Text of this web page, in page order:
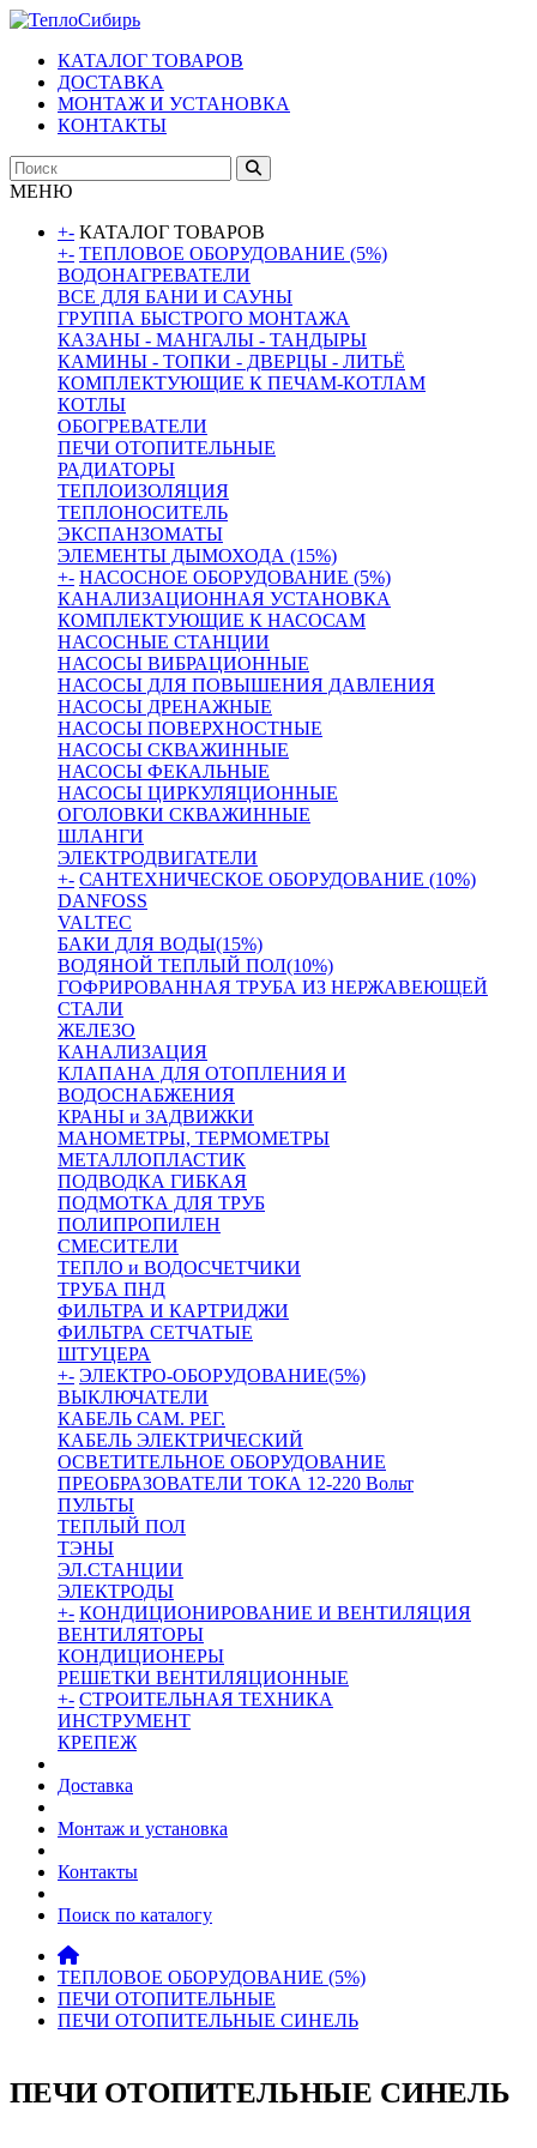
КАТАЛОГ ТОВАРОВ
ДОСТАВКА
МОНТАЖ И УСТАНОВКА
КОНТАКТЫ
МЕНЮ
+- КАТАЛОГ ТОВАРОВ
+- ТЕПЛОВОЕ ОБОРУДОВАНИЕ (5%)
ВОДОНАГРЕВАТЕЛИ
ВСЕ ДЛЯ БАНИ И САУНЫ
ГРУППА БЫСТРОГО МОНТАЖА
КАЗАНЫ - МАНГАЛЫ - ТАНДЫРЫ
КАМИНЫ - ТОПКИ - ДВЕРЦЫ - ЛИТЬЁ
КОМПЛЕКТУЮЩИЕ К ПЕЧАМ-КОТЛАМ
КОТЛЫ
ОБОГРЕВАТЕЛИ
ПЕЧИ ОТОПИТЕЛЬНЫЕ
РАДИАТОРЫ
ТЕПЛОИЗОЛЯЦИЯ
ТЕПЛОНОСИТЕЛЬ
ЭКСПАНЗОМАТЫ
ЭЛЕМЕНТЫ ДЫМОХОДА (15%)
+- НАСОСНОЕ ОБОРУДОВАНИЕ (5%)
КАНАЛИЗАЦИОННАЯ УСТАНОВКА
КОМПЛЕКТУЮЩИЕ К НАСОСАМ
НАСОСНЫЕ СТАНЦИИ
НАСОСЫ ВИБРАЦИОННЫЕ
НАСОСЫ ДЛЯ ПОВЫШЕНИЯ ДАВЛЕНИЯ
НАСОСЫ ДРЕНАЖНЫЕ
НАСОСЫ ПОВЕРХНОСТНЫЕ
НАСОСЫ СКВАЖИННЫЕ
НАСОСЫ ФЕКАЛЬНЫЕ
НАСОСЫ ЦИРКУЛЯЦИОННЫЕ
ОГОЛОВКИ СКВАЖИННЫЕ
ШЛАНГИ
ЭЛЕКТРОДВИГАТЕЛИ
+- САНТЕХНИЧЕСКОЕ ОБОРУДОВАНИЕ (10%)
DANFOSS
VALTEC
БАКИ ДЛЯ ВОДЫ(15%)
ВОДЯНОЙ ТЕПЛЫЙ ПОЛ(10%)
ГОФРИРОВАННАЯ ТРУБА ИЗ НЕРЖАВЕЮЩЕЙ
СТАЛИ
ЖЕЛЕЗО
КАНАЛИЗАЦИЯ
КЛАПАНА ДЛЯ ОТОПЛЕНИЯ И
ВОДОСНАБЖЕНИЯ
КРАНЫ и ЗАДВИЖКИ
МАНОМЕТРЫ, ТЕРМОМЕТРЫ
МЕТАЛЛОПЛАСТИК
ПОДВОДКА ГИБКАЯ
ПОДМОТКА ДЛЯ ТРУБ
ПОЛИПРОПИЛЕН
СМЕСИТЕЛИ
ТЕПЛО и ВОДОСЧЕТЧИКИ
ТРУБА ПНД
ФИЛЬТРА И КАРТРИДЖИ
ФИЛЬТРА СЕТЧАТЫЕ
ШТУЦЕРА
+- ЭЛЕКТРО-ОБОРУДОВАНИЕ(5%)
ВЫКЛЮЧАТЕЛИ
КАБЕЛЬ САМ. РЕГ.
КАБЕЛЬ ЭЛЕКТРИЧЕСКИЙ
ОСВЕТИТЕЛЬНОЕ ОБОРУДОВАНИЕ
ПРЕОБРАЗОВАТЕЛИ ТОКА 12-220 Вольт
ПУЛЬТЫ
ТЕПЛЫЙ ПОЛ
ТЭНЫ
ЭЛ.СТАНЦИИ
ЭЛЕКТРОДЫ
+- КОНДИЦИОНИРОВАНИЕ И ВЕНТИЛЯЦИЯ
ВЕНТИЛЯТОРЫ
КОНДИЦИОНЕРЫ
РЕШЕТКИ ВЕНТИЛЯЦИОННЫЕ
+- СТРОИТЕЛЬНАЯ ТЕХНИКА
ИНСТРУМЕНТ
КРЕПЕЖ
Доставка
Монтаж и установка
Контакты
Поиск по каталогу
ТЕПЛОВОЕ ОБОРУДОВАНИЕ (5%)
ПЕЧИ ОТОПИТЕЛЬНЫЕ
ПЕЧИ ОТОПИТЕЛЬНЫЕ СИНЕЛЬ
ПЕЧИ ОТОПИТЕЛЬНЫЕ СИНЕЛЬ